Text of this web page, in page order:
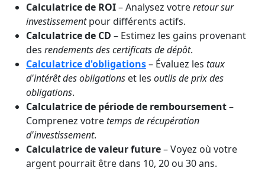
Calculatrice de ROI– Analysez votreretour sur
investissementpour différents actifs.
Calculatrice de CD – Estimez les gains provenant
des rendements des certificats de dépôt.
Calculatrice d'obligations– Évaluez les taux
d'intérêt des obligations et les outils de prix des
obligations.
Calculatrice de période de remboursement–
Comprenez votretemps de récupération
d'investissement.
Calculatrice de valeur future– Voyez où votre
argent pourrait être dans 10, 20 ou 30 ans.